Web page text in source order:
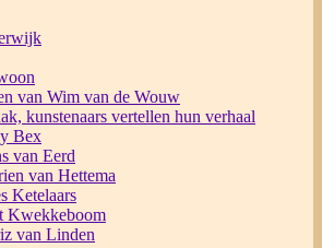
van Wim van de Wouw
kunstenaars vertellen hun verhaal
Bex
van Eerd
van Hettema
Ketelaars
Kwekkeboom
van Linden